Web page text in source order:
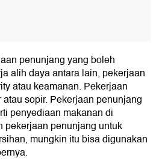
penunjang yang boleh
alih daya antara lain, pekerjaan
atau keamanan. Pekerjaan
sopir. Pekerjaan penunjang
penyediaan makanan di
pekerjaan penunjang untuk
mungkin itu bisa digunakan